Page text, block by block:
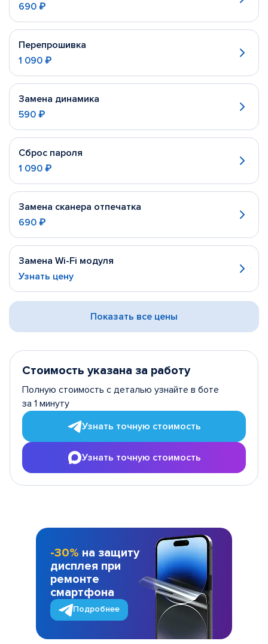
690 ₽
Перепрошивка
1 090 ₽
Замена динамика
590 ₽
Сброс пароля
1 090 ₽
Замена сканера отпечатка
690 ₽
Замена Wi-Fi модуля
Узнать цену
Показать все цены
Стоимость указана за работу
Полную стоимость с деталью узнайте в боте
за 1 минуту
Узнать точную стоимость
Узнать точную стоимость
-30% на защиту
дисплея при
ремонте
смартфона
Подробнее